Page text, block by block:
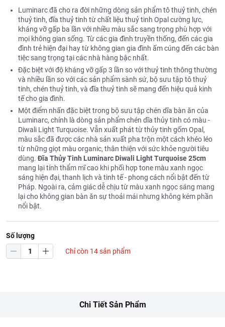
Luminarc đã cho ra đời những dòng sản phẩm tô thuỷ tinh, chén
thuỷ tinh, đĩa thuỷ tinh từ chất liệu thuỷ tinh Opal cường lực,
kháng vỡ gấp ba lần với nhiều màu sắc sang trọng phù hợp với
mọi không gian sống. Từ các gia đình truyền thống, đến các gia
đình trẻ hiện đại hay từ không gian gia đình ấm cúng đến các bàn
tiệc sang trọng tại các nhà hàng bậc nhất.
Đặc biệt với độ kháng vỡ gấp 3 lần so với thuỷ tinh thông thường
và nhiều lần so với các sản phẩm sành sứ, bộ sưu tập tô thuỷ
tinh, chén thuỷ tinh, và đĩa thuỷ tinh sẽ mang đến hiệu quả kinh
tế cho gia đình.
Một điểm nhấn đặc biệt trong bộ sưu tập chén dĩa bàn ăn của
Luminarc, chính là dòng sản phẩm chén dĩa thủy tinh có màu -
Diwali Light Turquoise. Vẫn xuất phát từ thủy tinh gốm Opal,
màu sắc đã được các nhà sản xuất pha trộn một cách khéo léo
từ những giọt màu organic, thân thiện với sức khỏe người tiêu
dùng.Đĩa Thủy Tinh Luminarc Diwali Light Turquoise 25cm
mang lại tính thẩm mĩ cao khi phối hợp tone màu xanh ngọc
sáng hiện đại, thanh lịch và tinh tế - phong cách nổi bật đến từ
Pháp. Ngoài ra, cảm giác dễ chịu từ màu xanh ngọc sáng mang
lại cho không gian bàn ăn sự thoải mái nhưng không kém phần
nổi bật.
Số lượng
Chỉ còn 14 sản phẩm
Chi Tiết Sản Phẩm